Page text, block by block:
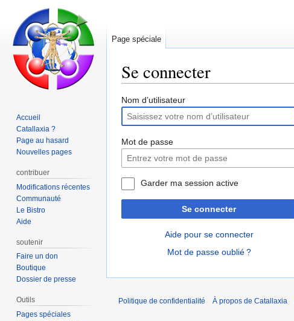
Se connecter
Aller
la
navigation
Aller
la
recherche
Nom d’utilisateur
Mot de passe
Garder ma session active
Se connecter
Aide pour se connecter
Mot de passe oublié ?
Page spéciale
Accueil
Catallaxia ?
Page au hasard
Nouvelles pages
contribuer
Modifications récentes
Communauté
Le Bistro
Aide
soutenir
Faire un don
Boutique
Dossier de presse
Outils
Pages spéciales
Politique de confidentialité À propos de Catallaxia